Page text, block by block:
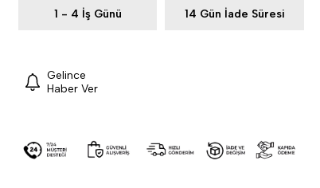
1 - 4 İş Günü
14 Gün İade Süresi
Gelince
Haber Ver